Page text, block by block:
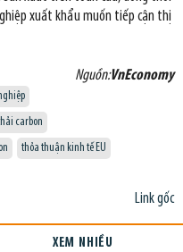
xuất khẩu muốn tiếp cận thị
Nguồn:VnEconomy
carbon
thỏa thuận kinh tế EU
Link gốc
XEM NHIỀU